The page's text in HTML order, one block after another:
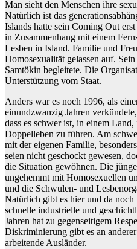
Man sieht den Menschen ihre
Natürlich ist das
Islands hatte sein Coming Out
in Zusammenhang mit einem
Lesben in Island. Familie und
Homosexualität gelassen auf.
Samtökin begleitete. Die
Unterstützung vom Staat.
Anders war es noch 1996, als
einundzwanzig Jahren
dass es schwer ist, in einem
Doppelleben zu führen. Am
mit der eigenen Familie,
seien nicht geschockt gewesen,
die Situation gewöhnen. Die
ungehemmt mit Homosexuellen
und die Schwulen- und
Natürlich gibt es hier und da noch
schnelle industrielle und
Jahren hat zu gegenseitigem
Diskriminierung gibt es an
arbeitende Ausländer.